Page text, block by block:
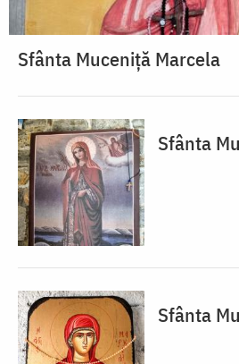
Sfânta Muceniță Marcela
Sfânta
Sfânta